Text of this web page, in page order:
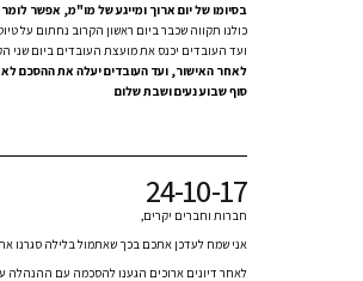
בסיומו של יום ארוך ומייגע של מו"מ, אפשר לומר
כולנו תקווה שכבר ביום ראשון הקרוב נחתום על
ועד העובדים יכנס את מועצת העובדים ביום
לאחר האישור, ועד העובדים יעלה את ההסכם
סוף שבוע נעים ושבת שלום
24-10-17
חברות וחברים יקרים,
אני שמח לעדכן אתכם בכך שאתמול בלילה סגרנו
לאחר דיונים ארוכים הגענו להסכמה עם ההנהלה